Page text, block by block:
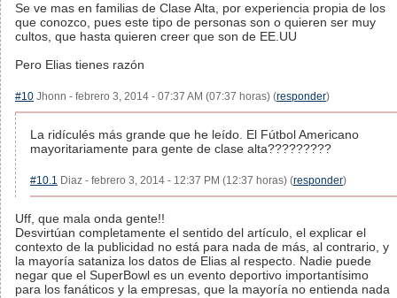
Se ve mas en familias de Clase Alta, por experiencia propia de los
que conozco, pues este tipo de personas son o quieren ser muy
cultos, que hasta quieren creer que son de EE.UU
Pero Elias tienes razón
#10 Jhonn - febrero 3, 2014 - 07:37 AM (07:37 horas) (responder)
La ridículés más grande que he leído. El Fútbol Americano
mayoritariamente para gente de clase alta?????????
#10.1 Diaz - febrero 3, 2014 - 12:37 PM (12:37 horas) (responder)
Uff, que mala onda gente!!
Desvirtúan completamente el sentido del artículo, el explicar el
contexto de la publicidad no está para nada de más, al contrario, y
la mayoría sataniza los datos de Elias al respecto. Nadie puede
negar que el SuperBowl es un evento deportivo importantísimo
para los fanáticos y la empresas, que la mayoría no entienda nada